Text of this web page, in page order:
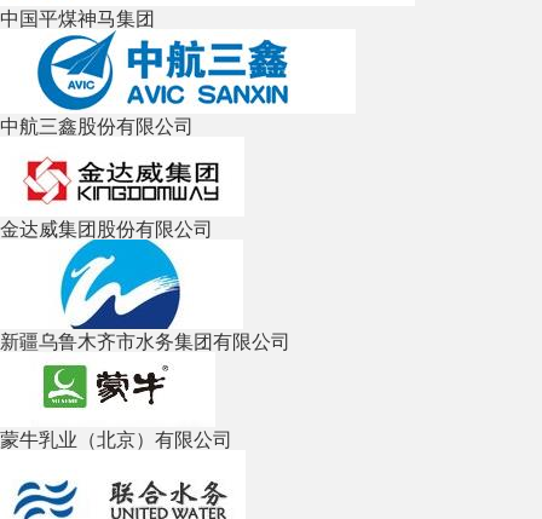
中国平煤神马集团
中航三鑫股份有限公司
金达威集团股份有限公司
新疆乌鲁木齐市水务集团有限公司
蒙牛乳业（北京）有限公司